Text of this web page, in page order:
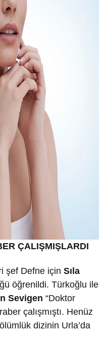
ÇALIŞMIŞLARDI
şef Defne için Sıla
öğrenildi. Türkoğlu ile
Sevigen “Doktor
çalışmıştı. Henüz
dizinin Urla’da